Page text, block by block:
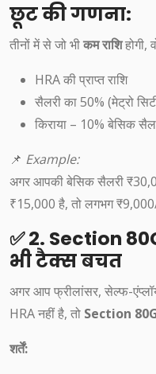
छूट की गणना:
तीनों में से जो भीकम राशिहोगी,
HRA की प्राप्त राशि
सैलरी का 50% (मेट्रो
किराया – 10% बेसिक
📌 Example:
अगर आपकी बेसिक सैलरी
₹15,000 है, तो लगभग
✅ 2. Section
भी टैक्स बचत
अगर आप फ्रीलांसर, सेल्फ-
HRA नहीं है, तो Section
शर्तें: